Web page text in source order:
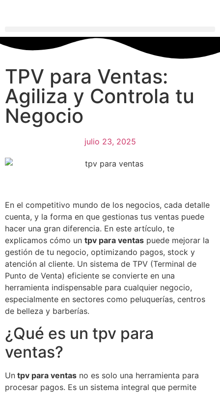
TPV para Ventas:
Agiliza y Controla tu
Negocio
julio 23, 2025
En el competitivo mundo de los negocios, cada detalle
cuenta, y la forma en que gestionas tus ventas puede
hacer una gran diferencia. En este artículo, te
explicamos cómo un tpv para ventas puede mejorar la
gestión de tu negocio, optimizando pagos, stock y
atención al cliente. Un sistema de TPV (Terminal de
Punto de Venta) eficiente se convierte en una
herramienta indispensable para cualquier negocio,
especialmente en sectores como peluquerías, centros
de belleza y barberías.
¿Qué es un tpv para
ventas?
Un tpv para ventas no es solo una herramienta para
procesar pagos. Es un sistema integral que permite